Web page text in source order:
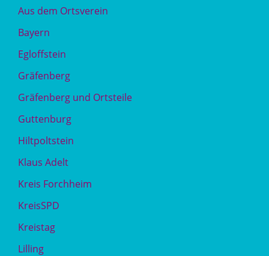
Aus dem Ortsverein
Bayern
Egloffstein
Gräfenberg
Gräfenberg und Ortsteile
Guttenburg
Hiltpoltstein
Klaus Adelt
Kreis Forchheim
KreisSPD
Kreistag
Lilling